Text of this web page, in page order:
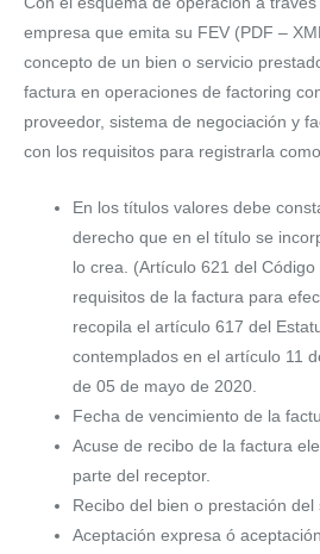
empresa que emita su FEV (PDF –
concepto de un bien o servicio
factura en operaciones de factoring
proveedor, sistema de negociación y
con los requisitos para registrarla
En los títulos valores debe
derecho que en el título se
lo crea. (Artículo 621 del
requisitos de la factura para
recopila el artículo 617 del
contemplados en el artículo 11
de 05 de mayo de 2020.
Fecha de vencimiento de la
Acuse de recibo de la factura
parte del receptor.
Recibo del bien o prestación del
Aceptación expresa ó